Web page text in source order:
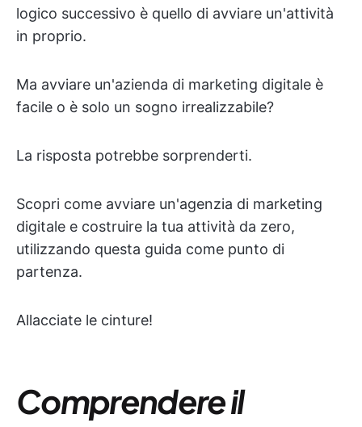
logico successivo è quello di avviare un'attività
in proprio.
Ma avviare un'azienda di marketing digitale è
facile o è solo un sogno irrealizzabile?
La risposta potrebbe sorprenderti.
Scopri come avviare un'agenzia di marketing
digitale e costruire la tua attività da zero,
utilizzando questa guida come punto di
partenza.
Allacciate le cinture!
Comprendere il